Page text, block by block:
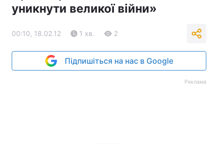
уникнути великої війни»
00:10, 18.02.12 1 хв. 2
Підпишіться на нас в Google
Реклама